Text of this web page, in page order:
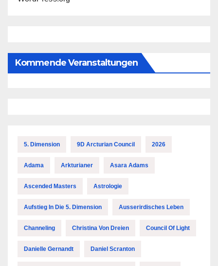
Kommende Veranstaltungen
5. Dimension 9D Arcturian Council 2026
Adama Arkturianer Asara Adams
Ascended Masters Astrologie
Aufstieg In Die 5. Dimension Ausserirdisches Leben
Channeling Christina Von Dreien Council Of Light
Danielle Gernandt Daniel Scranton